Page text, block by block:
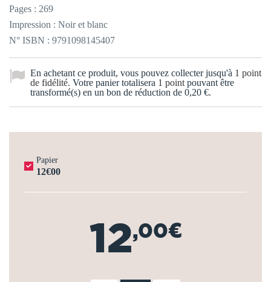
Pages : 269
Impression : Noir et blanc
N° ISBN : 9791098145407
En achetant ce produit, vous pouvez collecter jusqu'à 1 point
de fidélité. Votre panier totalisera 1 point pouvant être
transformé(s) en un bon de réduction de 0,20 €.
Papier
12€00
12,00€